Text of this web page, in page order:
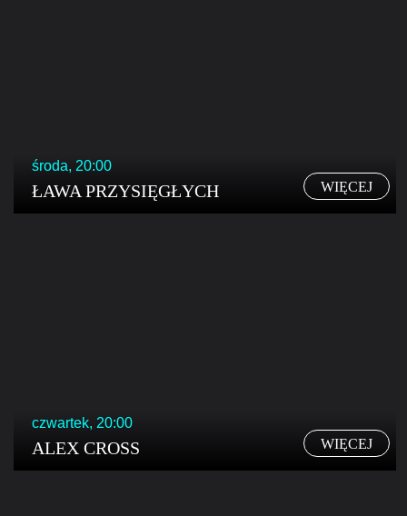
środa, 20:00
ŁAWA PRZYSIĘGŁYCH WIĘCEJ
czwartek, 20:00
ALEX CROSS WIĘCEJ